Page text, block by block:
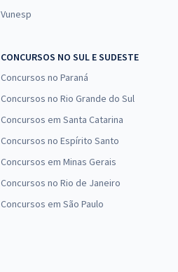
Vunesp
CONCURSOS NO SUL E SUDESTE
Concursos no Paraná
Concursos no Rio Grande do Sul
Concursos em Santa Catarina
Concursos no Espírito Santo
Concursos em Minas Gerais
Concursos no Rio de Janeiro
Concursos em São Paulo